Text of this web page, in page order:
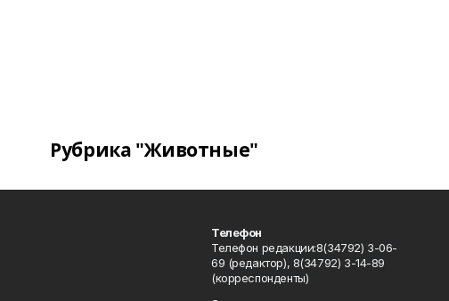
Рубрика "Животные"
Телефон
Телефон редакции:8(34792) 3-06-
69 (редактор), 8(34792) 3-14-89
(корреспонденты)